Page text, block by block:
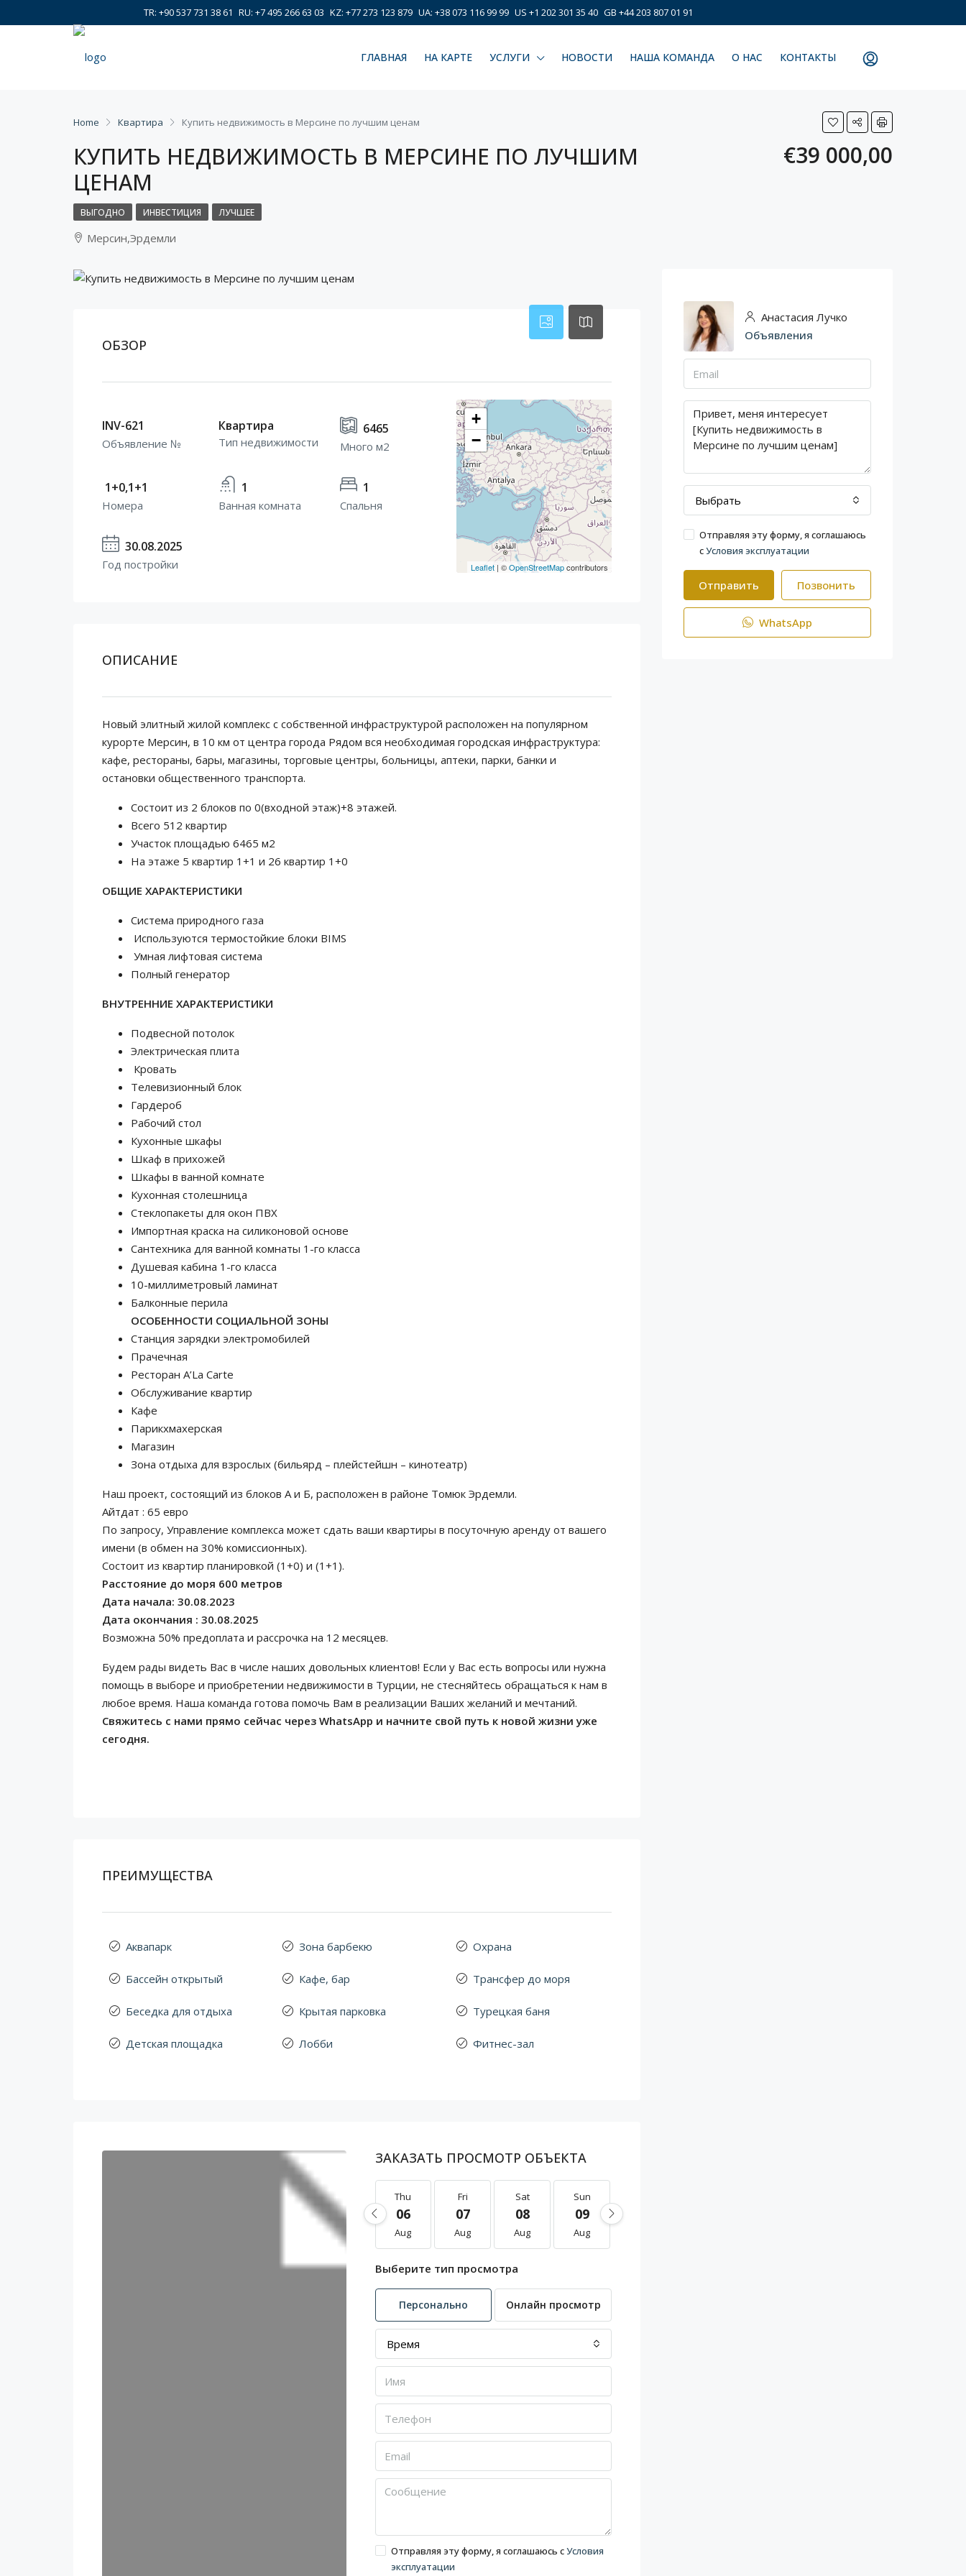
TR: +90 537 731 38 61 RU: +7 495 266 63 03 KZ: +77 273 123 879 UA: +38 073 116 99 99 US +1 202 301 35 40 GB +44 203 807 01 91
ГЛАВНАЯ НА КАРТЕ УСЛУГИ НОВОСТИ НАША КОМАНДА О НАС КОНТАКТЫ
Home Квартира Купить недвижимость в Мерсине по лучшим ценам
КУПИТЬ НЕДВИЖИМОСТЬ В МЕРСИНЕ ПО ЛУЧШИМ
ЦЕНАМ
€39 000,00
ВЫГОДНО ИНВЕСТИЦИЯ ЛУЧШЕЕ
Мерсин,Эрдемли
ОБЗОР
INV-621
Объявление №
Квартира
Тип недвижимости
6465
Много м2
1+0,1+1
Номера
1
Ванная комната
1
Спальня
30.08.2025
Год постройки
+
−
Leaflet| ©OpenStreetMapcontributors
ОПИСАНИЕ
Новый элитный жилой комплекс с собственной инфраструктурой расположен на популярном
курорте Мерсин, в 10 км от центра города Рядом вся необходимая городская инфраструктура:
кафе, рестораны, бары, магазины, торговые центры, больницы, аптеки, парки, банки и
остановки общественного транспорта.
Состоит из 2 блоков по 0(входной этаж)+8 этажей.
Всего 512 квартир
Участок площадью 6465 м2
На этаже 5 квартир 1+1 и 26 квартир 1+0
ОБЩИЕ ХАРАКТЕРИСТИКИ
Система природного газа
Используются термостойкие блоки BIMS
Умная лифтовая система
Полный генератор
ВНУТРЕННИЕ ХАРАКТЕРИСТИКИ
Подвесной потолок
Электрическая плита
Кровать
Телевизионный блок
Гардероб
Рабочий стол
Кухонные шкафы
Шкаф в прихожей
Шкафы в ванной комнате
Кухонная столешница
Стеклопакеты для окон ПВХ
Импортная краска на силиконовой основе
Сантехника для ванной комнаты 1-го класса
Душевая кабина 1-го класса
10-миллиметровый ламинат
Балконные перила
ОСОБЕННОСТИ СОЦИАЛЬНОЙ ЗОНЫ
Станция зарядки электромобилей
Прачечная
Ресторан A’La Carte
Обслуживание квартир
Кафе
Парикхмахерская
Магазин
Зона отдыха для взрослых (бильярд – плейстейшн – кинотеатр)
Наш проект, состоящий из блоков A и Б, расположен в районе Томюк Эрдемли.
Айтдат : 65 евро
По запросу, Управление комплекса может сдать ваши квартиры в посуточную аренду от вашего
имени (в обмен на 30% комиссионных).
Состоит из квартир планировкой (1+0) и (1+1).
Расстояние до моря 600 метров
Дата начала: 30.08.2023
Дата окончания : 30.08.2025
Возможна 50% предоплата и рассрочка на 12 месяцев.
Будем рады видеть Вас в числе наших довольных клиентов! Если у Вас есть вопросы или нужна
помощь в выборе и приобретении недвижимости в Турции, не стесняйтесь обращаться к нам в
любое время. Наша команда готова помочь Вам в реализации Ваших желаний и мечтаний.
Свяжитесь с нами прямо сейчас через WhatsApp и начните свой путь к новой жизни уже
сегодня.
ПРЕИМУЩЕСТВА
Аквапарк
Бассейн открытый
Беседка для отдыха
Детская площадка
Зона барбекю
Кафе, бар
Крытая парковка
Лобби
Охрана
Трансфер до моря
Турецкая баня
Фитнес-зал
ЗАКАЗАТЬ ПРОСМОТР ОБЪЕКТА
Thu
06
Aug
Fri
07
Aug
Sat
08
Aug
Sun
09
Aug
Выберите тип просмотра
Персонально Онлайн просмотр
Время
Отправляя эту форму, я соглашаюсь сУсловия
эксплуатации
Анастасия Лучко
Объявления
Выбрать
Отправляя эту форму, я соглашаюсь
сУсловия эксплуатации
Отправить Позвонить
WhatsApp